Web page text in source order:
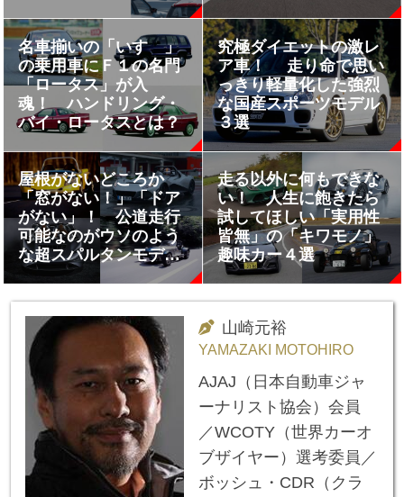
名車揃いの「いすゞ」
の乗用車にＦ１の名門
「ロータス」が入
魂！ ハンドリング・
バイ・ロータスとは？
究極ダイエットの激レ
ア車！ 走り命で思い
っきり軽量化した強烈
な国産スポーツモデル
３選
屋根がないどころか
「窓がない！」「ドア
がない」！ 公道走行
可能なのがウソのよう
な超スパルタンモデル
４選
走る以外に何もできな
い！ 人生に飽きたら
試してほしい「実用性
皆無」の「キワモノ」
趣味カー４選
山崎元裕
YAMAZAKI MOTOHIRO
AJAJ（日本自動車ジャ
ーナリスト協会）会員
／WCOTY（世界カーオ
ブザイヤー）選考委員／
ボッシュ・CDR（クラ